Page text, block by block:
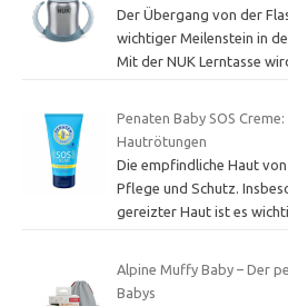
Der Übergang von der
wichtiger Meilenstein in
Mit der NUK Lerntasse
Penaten Baby SOS
Hautrötungen
Die empfindliche Haut
Pflege und Schutz.
gereizter Haut ist es
Alpine Muffy Baby – Der
Babys